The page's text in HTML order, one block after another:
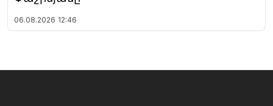
06.08.2026 12:46